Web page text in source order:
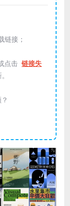
链接；
点击 链接失